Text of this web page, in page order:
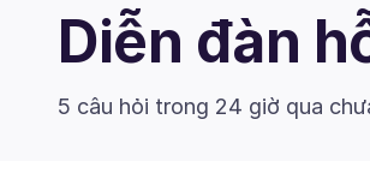
Diễn đàn
5 câu hỏi trong 24 giờ qua